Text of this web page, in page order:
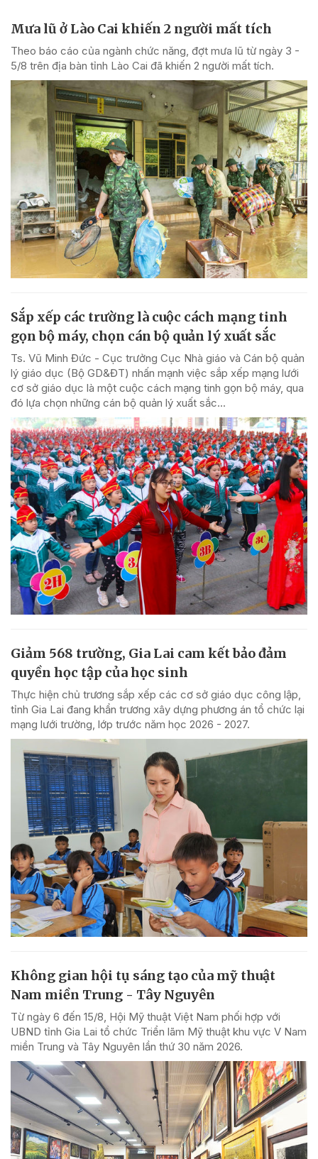
Mưa lũ ở Lào Cai khiến 2 người mất tích
Theo báo cáo của ngành chức năng, đợt mưa lũ từ ngày 3 -
5/8 trên địa bàn tỉnh Lào Cai đã khiến 2 người mất tích.
Sắp xếp các trường là cuộc cách mạng tinh
gọn bộ máy, chọn cán bộ quản lý xuất sắc
Ts. Vũ Minh Đức - Cục trưởng Cục Nhà giáo và Cán bộ quản
lý giáo dục (Bộ GD&ĐT) nhấn mạnh việc sắp xếp mạng lưới
cơ sở giáo dục là một cuộc cách mạng tinh gọn bộ máy, qua
đó lựa chọn những cán bộ quản lý xuất sắc...
Giảm 568 trường, Gia Lai cam kết bảo đảm
quyền học tập của học sinh
Thực hiện chủ trương sắp xếp các cơ sở giáo dục công lập,
tỉnh Gia Lai đang khẩn trương xây dựng phương án tổ chức lại
mạng lưới trường, lớp trước năm học 2026 - 2027.
Không gian hội tụ sáng tạo của mỹ thuật
Nam miền Trung - Tây Nguyên
Từ ngày 6 đến 15/8, Hội Mỹ thuật Việt Nam phối hợp với
UBND tỉnh Gia Lai tổ chức Triển lãm Mỹ thuật khu vực V Nam
miền Trung và Tây Nguyên lần thứ 30 năm 2026.